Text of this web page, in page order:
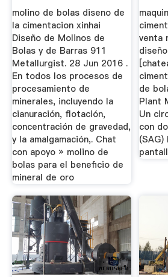
molino de bolas diseno de
la cimentacion xinhai
Diseño de Molinos de
Bolas y de Barras 911
Metallurgist. 28 Jun 2016 .
En todos los procesos de
procesamiento de
minerales, incluyendo la
cianuración, flotación,
concentración de gravedad,
y la amalgamación,. Chat
con apoyo » molino de
bolas para el beneficio de
mineral de oro
venta
de
Plant
Un
con